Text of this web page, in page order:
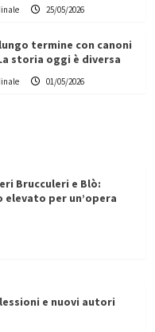
25/05/2026
termine con canoni
storia oggi è diversa
01/05/2026
Brucculeri e Blò:
elevato per un’opera
e nuovi autori